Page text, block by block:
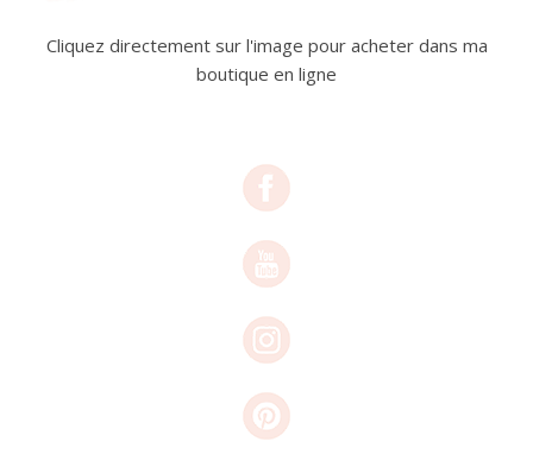
Cliquez directement sur l'image pour acheter dans ma
boutique en ligne